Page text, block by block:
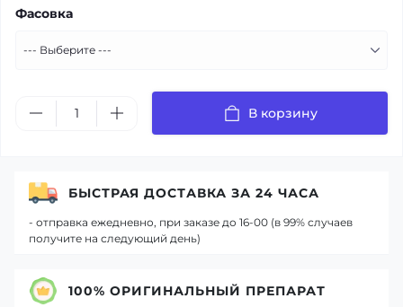
Фасовка
В корзину
БЫСТРАЯ ДОСТАВКА ЗА 24 ЧАСА
- отправка ежедневно, при заказе до 16-00 (в 99% случаев
получите на следующий день)
100% ОРИГИНАЛЬНЫЙ ПРЕПАРАТ